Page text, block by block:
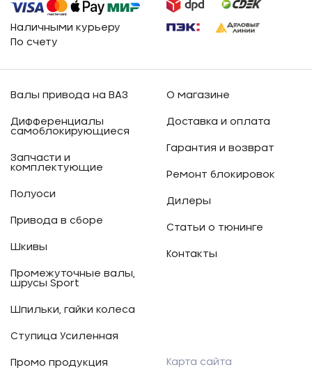
Наличными курьеру
По счету
Валы привода на ВАЗ
Дифференциалы
самоблокирующиеся
Запчасти и
комплектующие
Полуоси
Привода в сборе
Шкивы
Промежуточные валы,
шрусы Sport
Шпильки, гайки колеса
Ступица Усиленная
Промо продукция
О магазине
Доставка и оплата
Гарантия и возврат
Ремонт блокировок
Дилеры
Статьи о тюнинге
Контакты
Карта сайта